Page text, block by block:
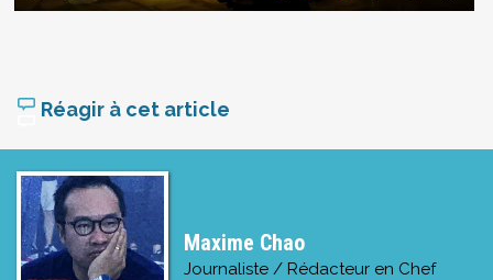
Réagir à cet article
Maxime Chao
Journaliste / Rédacteur en Chef